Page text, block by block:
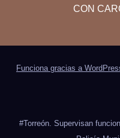
CON
Funciona gracias a
#Torreón. Supervisan